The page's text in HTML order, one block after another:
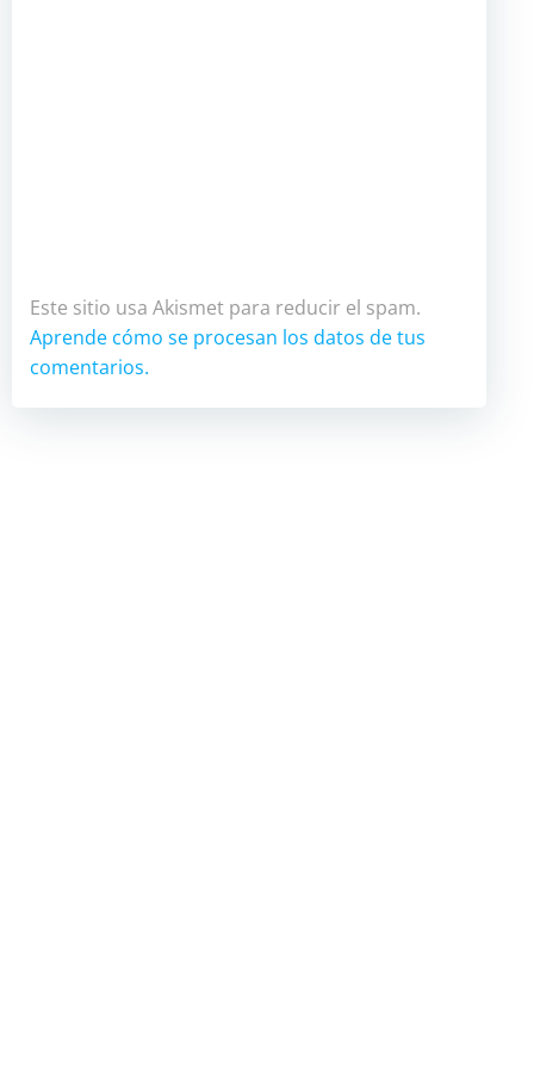
Este sitio usa Akismet para reducir el spam.
Aprende cómo se procesan los datos de tus
comentarios.